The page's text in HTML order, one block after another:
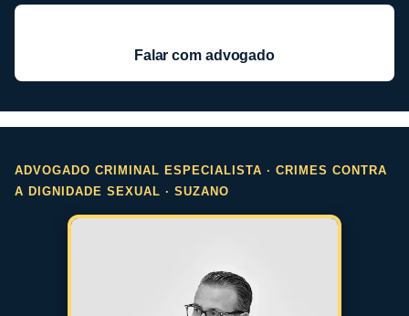
Falar com advogado
ADVOGADO CRIMINAL ESPECIALISTA · CRIMES CONTRA
A DIGNIDADE SEXUAL · SUZANO